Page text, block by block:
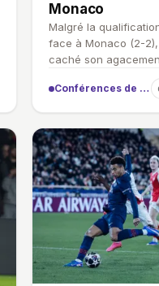
Monaco
Malgré la
face à Monaco (2-2),
caché son
Conférences de presse